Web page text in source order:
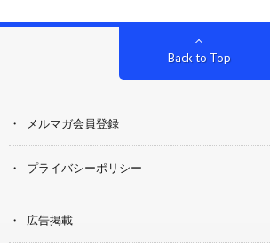
Back to Top
メルマガ会員登録
プライバシーポリシー
広告掲載